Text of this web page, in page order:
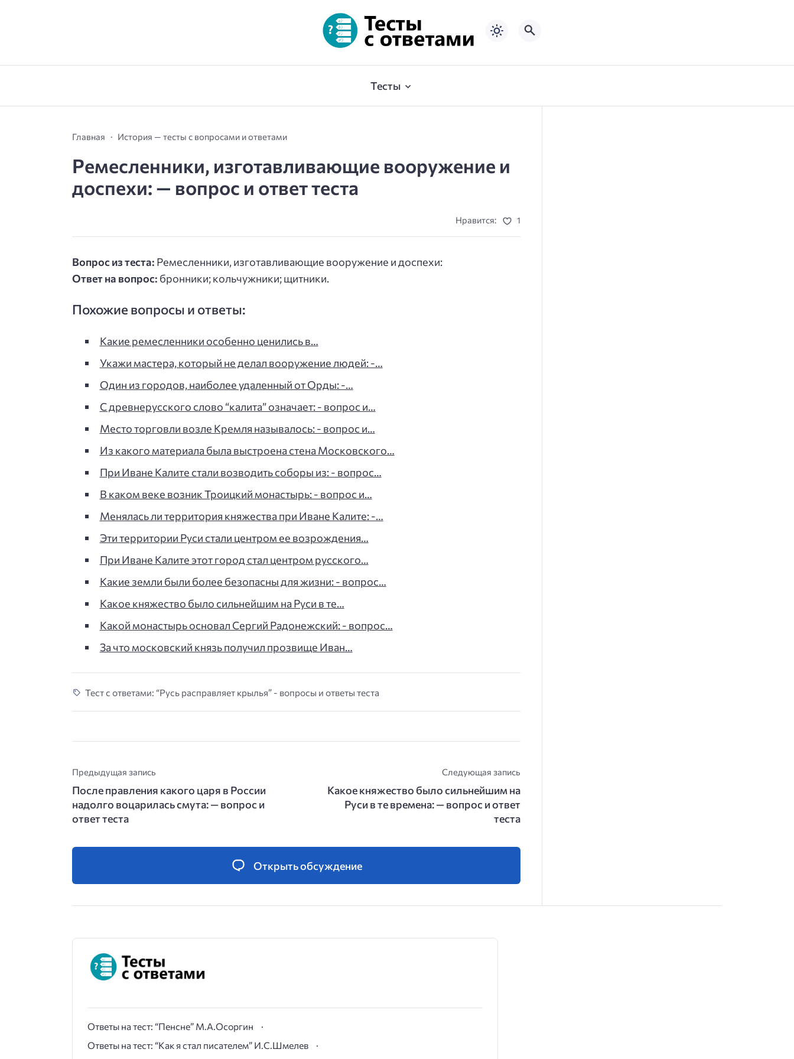
Тесты
Главная История — тесты с вопросами и ответами
Ремесленники, изготавливающие вооружение и
доспехи: — вопрос и ответ теста
Нравится: 1
Вопрос из теста: Ремесленники, изготавливающие вооружение и доспехи:
Ответ на вопрос: бронники; кольчужники; щитники.
Похожие вопросы и ответы:
Какие ремесленники особенно ценились в…
Укажи мастера, который не делал вооружение людей: -…
Один из городов, наиболее удаленный от Орды: -…
С древнерусского слово “калита” означает: - вопрос и…
Место торговли возле Кремля называлось: - вопрос и…
Из какого материала была выстроена стена Московского…
При Иване Калите стали возводить соборы из: - вопрос…
В каком веке возник Троицкий монастырь: - вопрос и…
Менялась ли территория княжества при Иване Калите: -…
Эти территории Руси стали центром ее возрождения…
При Иване Калите этот город стал центром русского…
Какие земли были более безопасны для жизни: - вопрос…
Какое княжество было сильнейшим на Руси в те…
Какой монастырь основал Сергий Радонежский: - вопрос…
За что московский князь получил прозвище Иван…
Тест с ответами: “Русь расправляет крылья” - вопросы и ответы теста
Предыдущая запись
После правления какого царя в России
надолго воцарилась смута: — вопрос и
ответ теста
Следующая запись
Какое княжество было сильнейшим на
Руси в те времена: — вопрос и ответ
теста
Открыть обсуждение
Ответы на тест: “Пенсне” М.А.Осоргин
Ответы на тест: “Как я стал писателем” И.С.Шмелев